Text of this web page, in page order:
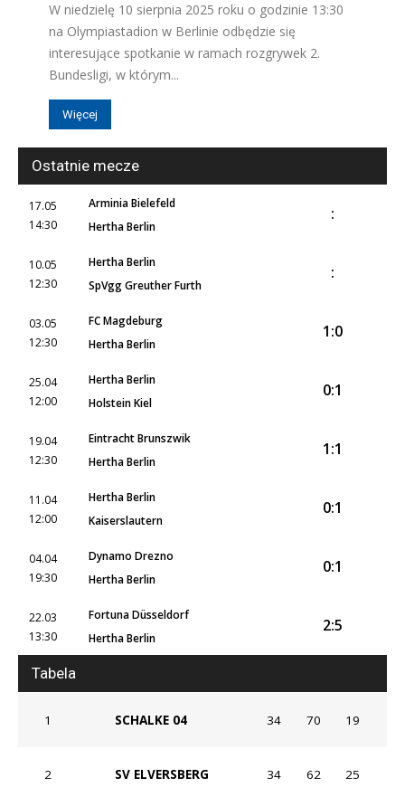
W niedzielę 10 sierpnia 2025 roku o godzinie 13:30
na Olympiastadion w Berlinie odbędzie się
interesujące spotkanie w ramach rozgrywek 2.
Bundesligi, w którym...
Więcej
Ostatnie mecze
17.05
14:30
Arminia Bielefeld
Hertha Berlin
:
10.05
12:30
Hertha Berlin
SpVgg Greuther Furth
:
03.05
12:30
FC Magdeburg
Hertha Berlin
1:0
25.04
12:00
Hertha Berlin
Holstein Kiel
0:1
19.04
12:30
Eintracht Brunszwik
Hertha Berlin
1:1
11.04
12:00
Hertha Berlin
Kaiserslautern
0:1
04.04
19:30
Dynamo Drezno
Hertha Berlin
0:1
22.03
13:30
Fortuna Düsseldorf
Hertha Berlin
2:5
Tabela
1 SCHALKE 04 34 70 19
2 SV ELVERSBERG 34 62 25